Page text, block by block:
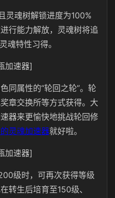
灵魂树解锁进度为100%
行能力解放，灵魂树将追
魂特性习得。
加速器]
同属性的“轮回之轮”。轮
章交换所等方式获得。大
器来更愉快地挑战轮回修
灵魂加速器就好啦。
加速器]
级时，可再次获得等级
转生后培育至150级、